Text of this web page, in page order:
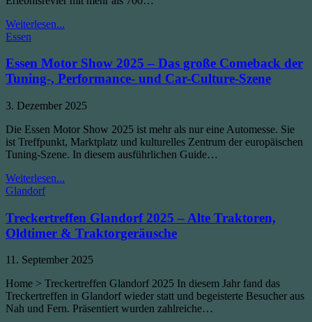
Weiterlesen...
2026
Posted
Essen
Essen Motor Show 2025 – Das große Comeback der
Tuning-, Performance- und Car-Culture-Szene
Published
3. Dezember 2025
Die Essen Motor Show 2025 ist mehr als nur eine Automesse. Sie
ist Treffpunkt, Marktplatz und kulturelles Zentrum der europäischen
Tuning-Szene. In diesem ausführlichen Guide…
Weiterlesen...
2025
–
Das
Comeback
der
Tuning-,
Performance-
und
Posted
Glandorf
Treckertreffen Glandorf 2025 – Alte Traktoren,
Oldtimer & Traktorgeräusche
Published
11. September 2025
Home > Treckertreffen Glandorf 2025 In diesem Jahr fand das
Treckertreffen in Glandorf wieder statt und begeisterte Besucher aus
Nah und Fern. Präsentiert wurden zahlreiche…